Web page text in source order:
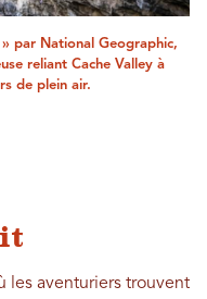
par National Geographic,
reliant Cache Valley à
de plein air.
les aventuriers trouvent